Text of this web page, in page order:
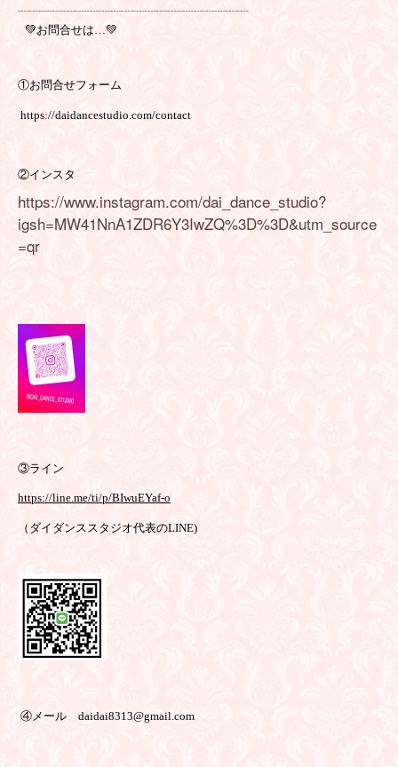
┈┈┈┈┈┈┈┈┈┈┈┈┈┈┈┈┈┈┈┈
💚お問合せは…💚
①お問合せフォーム
https://daidancestudio.com/contact
②インスタ
https://www.instagram.com/dai_dance_studio?
igsh=MW41NnA1ZDR6Y3IwZQ%3D%3D&utm_source
=qr
③ライン
https://line.me/ti/p/BIwuEYaf-o
（ダイダンススタジオ代表のLINE)
④メール daidai8313@gmail.com